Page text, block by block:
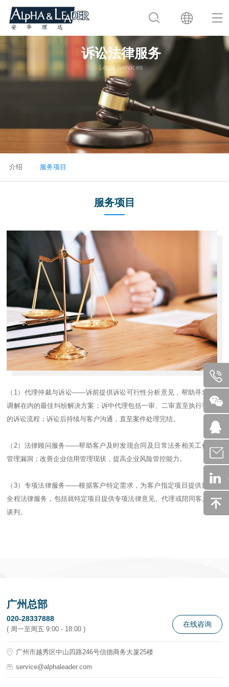
诉讼法律服务
Legal Services
介绍 服务项目
服务项目
（1）代理仲裁与诉讼——诉前提供诉讼可行性分析意见，帮助寻求包括
调解在内的最佳纠纷解决方案；诉中代理包括一审、二审直至执行等完整
的诉讼流程；诉讼后持续与客户沟通，直至案件处理完结。
（2）法律顾问服务——帮助客户及时发现合同及日常法务相关工作中的
管理漏洞；改善企业信用管理现状，提高企业风险管控能力。
（3）专项法律服务——根据客户特定需求，为客户指定项目提供部分或
全程法律服务，包括就特定项目提供专项法律意见、代理或陪同客户参加
谈判。
广州总部
020-28337888
( 周一至周五 9:00 - 18:00 )
在线咨询
广州市越秀区中山四路246号信德商务大厦25楼
service@alphaleader.com